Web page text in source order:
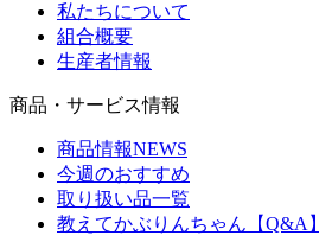
私たちについて
組合概要
生産者情報
商品・サービス情報
商品情報NEWS
今週のおすすめ
取り扱い品一覧
教えてかぶりんちゃん【Q&A】